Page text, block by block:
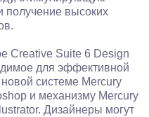
получение высоких
Creative Suite 6 Design
для эффективной
системе Mercury
и механизму Mercury
Дизайнеры могут